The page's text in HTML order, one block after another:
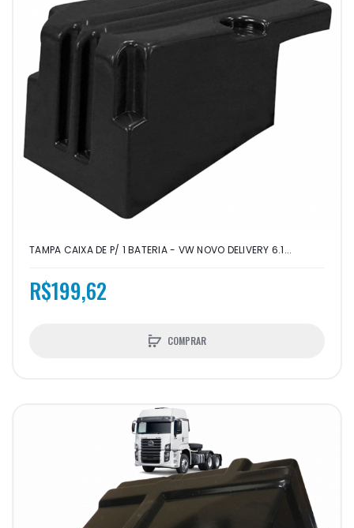
TAMPA CAIXA DE P/ 1 BATERIA - VW NOVO DELIVERY 6.1...
R$199,62
COMPRAR